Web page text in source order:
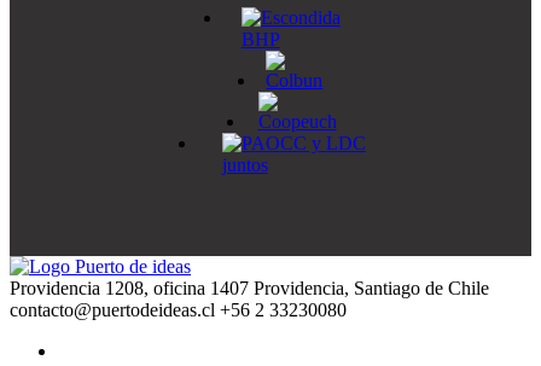
Providencia 1208, oficina 1407 Providencia, Santiago de Chile
contacto@puertodeideas.cl +56 2 33230080